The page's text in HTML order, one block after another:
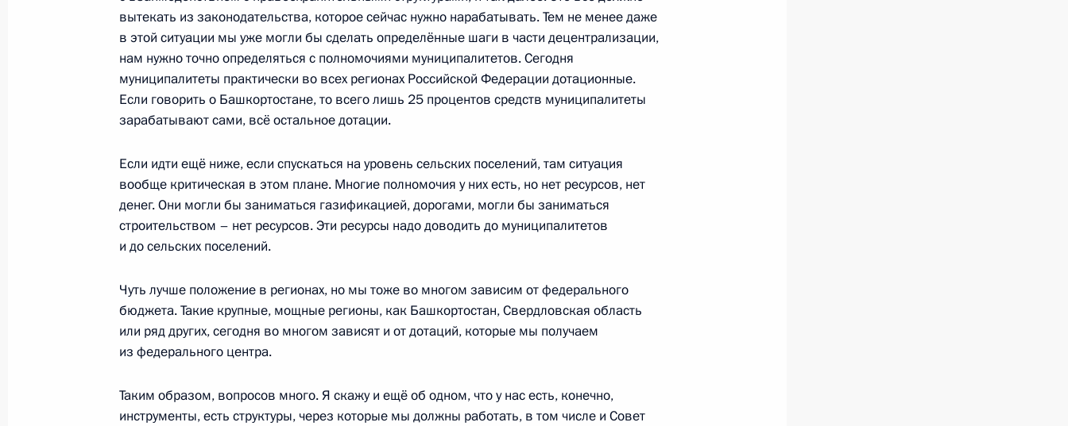
развитию экономики России
27 июня 2011 года, 14:50 Московская область, Горки
5
25 июня 2011 года, суббота
Рабочая встреча с главой Республики Татарстан Рустамом
Миннихановым
25 июня 2011 года, 17:00 Казань
Совместное заседание Совета по развитию физической культуры
и спорта и Фонда поддержки олимпийцев России
25 июня 2011 года, 15:50 Казань
Поздравление с национальным праздником Сабантуй
вытекать из законодательства, которое сейчас нужно нарабатывать. Тем не менее даже
в этой ситуации мы уже могли бы сделать определённые шаги в части децентрализации,
нам нужно точно определяться с полномочиями муниципалитетов. Сегодня
муниципалитеты практически во всех регионах Российской Федерации дотационные.
Если говорить о Башкортостане, то всего лишь 25 процентов средств муниципалитеты
зарабатывают сами, всё остальное дотации.
Если идти ещё ниже, если спускаться на уровень сельских поселений, там ситуация
вообще критическая в этом плане. Многие полномочия у них есть, но нет ресурсов, нет
денег. Они могли бы заниматься газификацией, дорогами, могли бы заниматься
строительством – нет ресурсов. Эти ресурсы надо доводить до муниципалитетов
и до сельских поселений.
Чуть лучше положение в регионах, но мы тоже во многом зависим от федерального
бюджета. Такие крупные, мощные регионы, как Башкортостан, Свердловская область
или ряд других, сегодня во многом зависят и от дотаций, которые мы получаем
из федерального центра.
Таким образом, вопросов много. Я скажу и ещё об одном, что у нас есть, конечно,
инструменты, есть структуры, через которые мы должны работать, в том числе и Совет